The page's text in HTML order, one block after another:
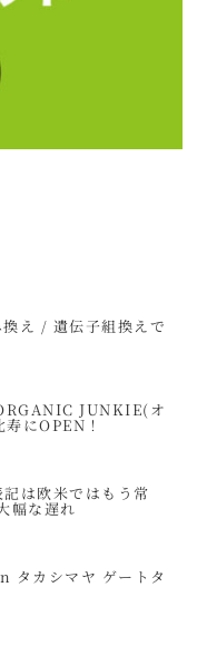
え / 遺伝子組換えで
JUNKIE(オ
にOPEN！
は欧米ではもう常
幅な遅れ
カシマヤ ゲートタ